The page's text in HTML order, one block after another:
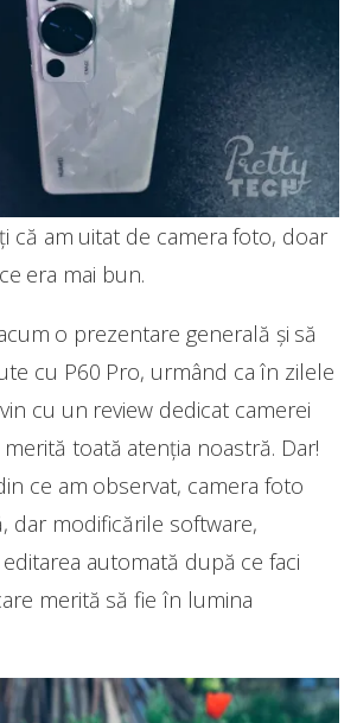
că am uitat de camera foto, doar
era mai bun.
o prezentare generală și să
cu P60 Pro, urmând ca în zilele
cu un review dedicat camerei
toată atenția noastră. Dar!
ce am observat, camera foto
dar modificările software,
automată după ce faci
merită să fie în lumina